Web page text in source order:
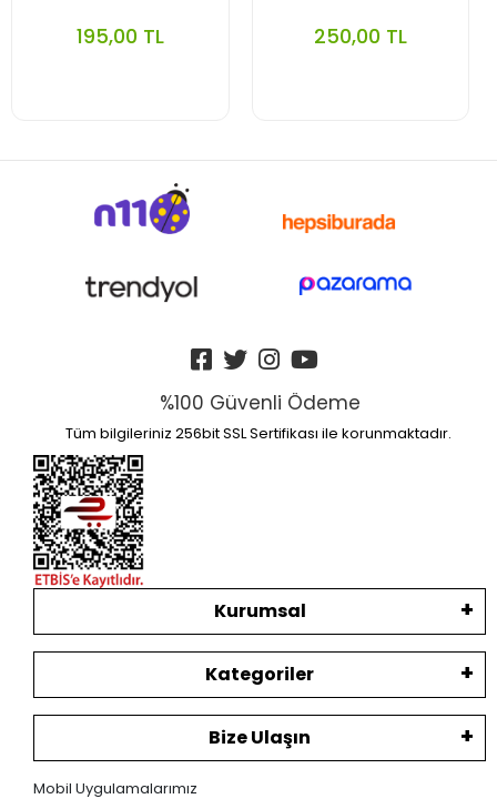
195,00 TL 250,00 TL
%100 Güvenli Ödeme
Tüm bilgileriniz 256bit SSL Sertifikası ile korunmaktadır.
Kurumsal
Kategoriler
Bize Ulaşın
Mobil Uygulamalarımız